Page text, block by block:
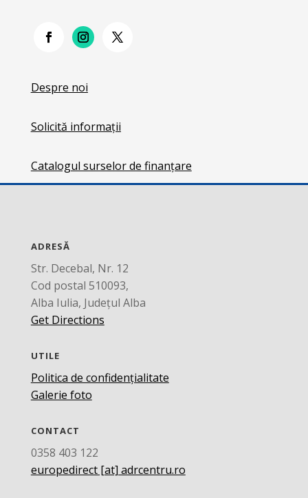
Despre noi
Solicită informații
Catalogul surselor de finanțare
ADRESĂ
Str. Decebal, Nr. 12
Cod postal 510093,
Alba Iulia, Județul Alba
Get Directions
UTILE
Politica de confidențialitate
Galerie foto
CONTACT
0358 403 122
europedirect [at] adrcentru.ro